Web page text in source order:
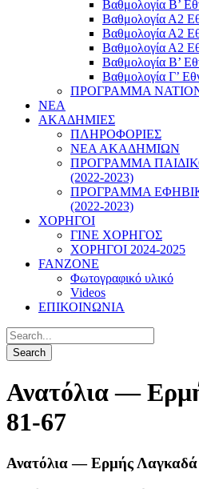
Βαθμολογία Β’
Βαθμολογία Α2
Βαθμολογία Α2
Βαθμολογία Α2
Βαθμολογία Β’
Βαθμολογία Γ’
ΠΡΟΓΡΑΜΜΑ
ΝΕΑ
ΑΚΑΔΗΜΙΕΣ
ΠΛΗΡΟΦΟΡΙΕΣ
ΝΕΑ ΑΚΑΔΗΜΙΩΝ
ΠΡΟΓΡΑΜΜΑ
(2022-2023)
ΠΡΟΓΡΑΜΜΑ
(2022-2023)
ΧΟΡΗΓΟΙ
ΓΙΝΕ ΧΟΡΗΓΟΣ
ΧΟΡΗΓΟΙ 2024-2025
FANZONE
Φωτογραφικό υλικό
Videos
ΕΠΙΚΟΙΝΩΝΙΑ
Ανατόλια —
81-67
Ανατόλια — Ερμής Λαγκαδά